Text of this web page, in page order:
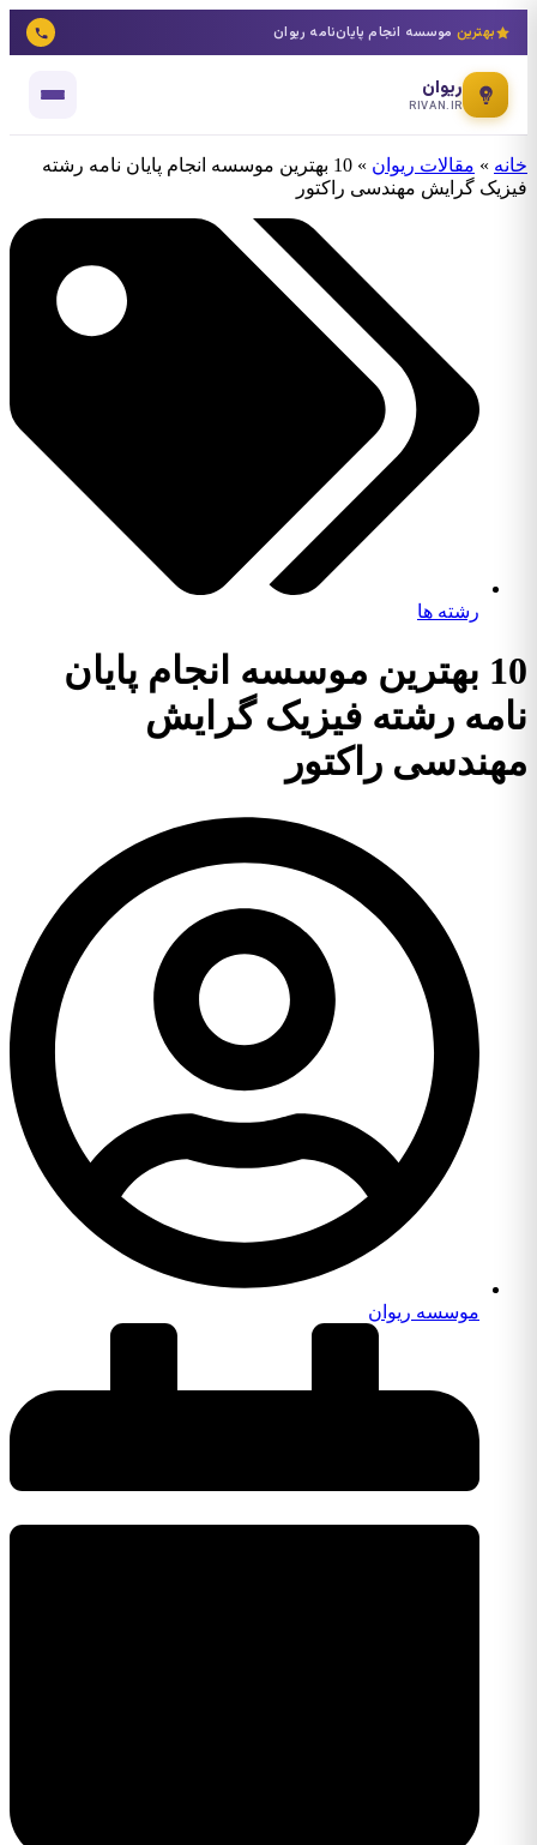
بهترین موسسه انجام پایان‌نامه ریوان
ریوان
RIVAN.IR
خانه » مقالات ریوان »
10 بهترین موسسه انجام پایان نامه رشته
فیزیک گرایش مهندسی راکتور
رشته ها
10 بهترین موسسه انجام پایان
نامه رشته فیزیک گرایش
مهندسی راکتور
موسسه ریوان